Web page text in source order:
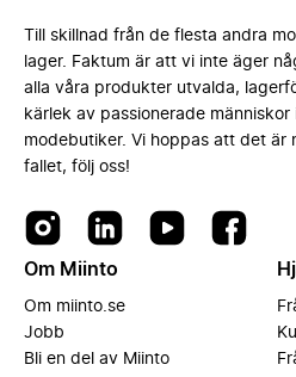
Till skillnad från de flesta andra
lager. Faktum är att vi inte äger
alla våra produkter utvalda,
kärlek av passionerade
modebutiker. Vi hoppas att det är
fallet, följ oss!
Om Miinto
Om miinto.se
Jobb
Bli en del av Miinto